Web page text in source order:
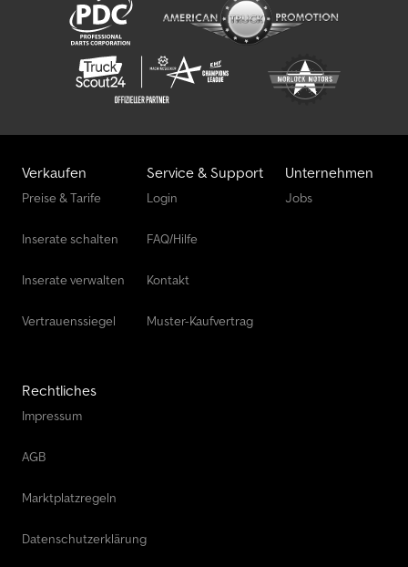
Verkaufen
Preise & Tarife
Inserate schalten
Inserate verwalten
Vertrauenssiegel
Service & Support
Login
FAQ/Hilfe
Kontakt
Muster-Kaufvertrag
Unternehmen
Jobs
Rechtliches
Impressum
AGB
Marktplatzregeln
Datenschutzerklärung